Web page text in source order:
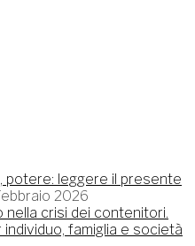
potere: leggere il presente
2026
crisi dei contenitori.
famiglia e società